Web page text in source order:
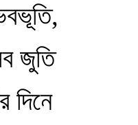
জুতি
দিনে